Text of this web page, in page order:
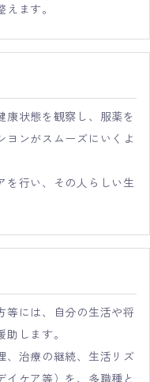
ます。
康状態を観察し、服薬を
ヨンがスムーズにいくよ
を行い、その人らしい生
等には、自分の生活や将
します。
、治療の継続、生活リズ
イケア等）を、多職種と